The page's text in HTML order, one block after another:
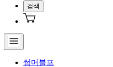
검색
썸머블프